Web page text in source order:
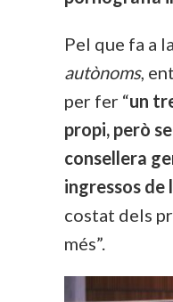
Pel que fa a la
autònoms,
per fer “un
propi, però
consellera
ingressos de
costat dels
més”.